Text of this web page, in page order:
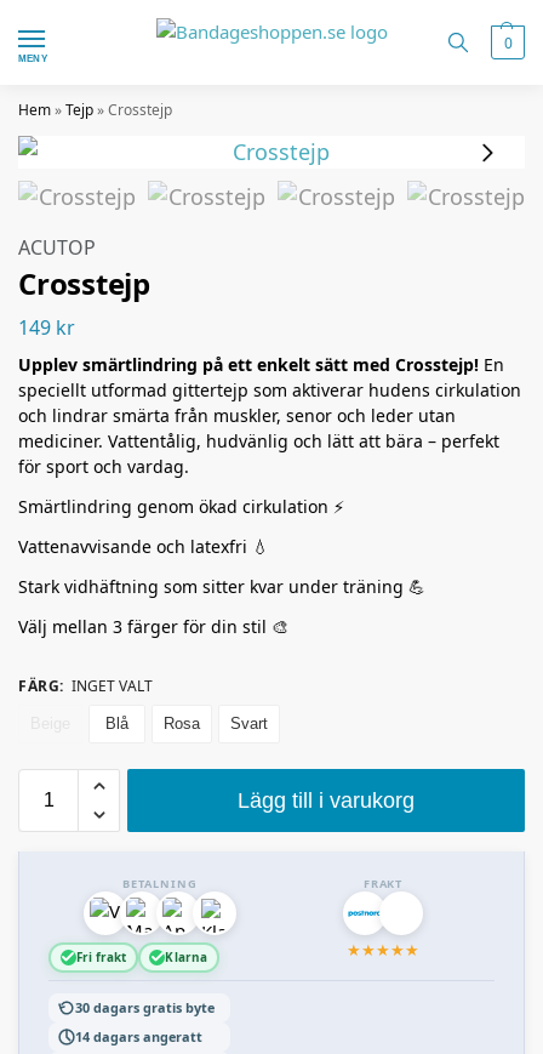
MENY
0
Hem»Tejp»Crosstejp
ACUTOP
Crosstejp
149 kr
Upplev smärtlindring på ett enkelt sätt med Crosstejp! En
speciellt utformad gittertejp som aktiverar hudens cirkulation
och lindrar smärta från muskler, senor och leder utan
mediciner. Vattentålig, hudvänlig och lätt att bära – perfekt
för sport och vardag.
Smärtlindring genom ökad cirkulation ⚡️
Vattenavvisande och latexfri 💧
Stark vidhäftning som sitter kvar under träning 💪
Välj mellan 3 färger för din stil 🎨
FÄRG: INGET VALT
Blå Rosa Svart
Lägg till i varukorg
BETALNING
Fri frakt Klarna
FRAKT
★★★★★
30 dagars gratis byte
14 dagars angeratt